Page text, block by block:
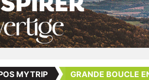
MYTRIP GRANDE BOUCLE